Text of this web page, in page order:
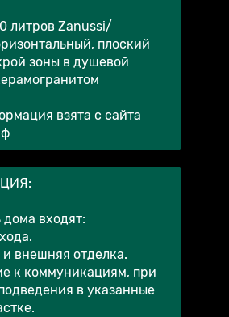
литров Zanussi/
плоский
зоны в душевой
взята с сайта
дома входят:
внешняя отделка.
к коммуникациям, при
в указанные